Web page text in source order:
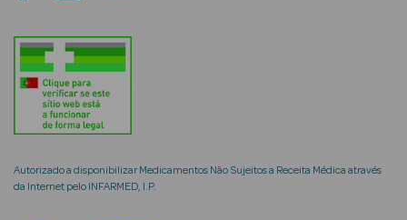
Rosto e
Ver Tudo
Cosmética
Autorizado a disponibilizar Medicamentos Não Sujeitos a Receita Médica através
da Internet pelo INFARMED, I.P.